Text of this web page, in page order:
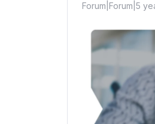
Forum|Forum|5